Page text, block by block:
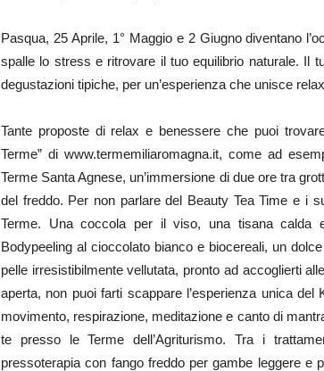
Pasqua, 25 Aprile, 1° Maggio e 2 Giugno diventano
spalle lo stress e ritrovare il tuo equilibrio naturale. Il
degustazioni tipiche, per un’esperienza che unisce
Tante proposte di relax e benessere che puoi
Terme” di www.termemiliaromagna.it, come ad
Terme Santa Agnese, un’immersione di due ore tra
del freddo. Per non parlare del Beauty Tea Time e i
Terme. Una coccola per il viso, una tisana calda
Bodypeeling al cioccolato bianco e biocereali, un
pelle irresistibilmente vellutata, pronto ad accoglierti
aperta, non puoi farti scappare l’esperienza unica del
movimento, respirazione, meditazione e canto di
te presso le Terme dell’Agriturismo. Tra i
pressoterapia con fango freddo per gambe leggere e